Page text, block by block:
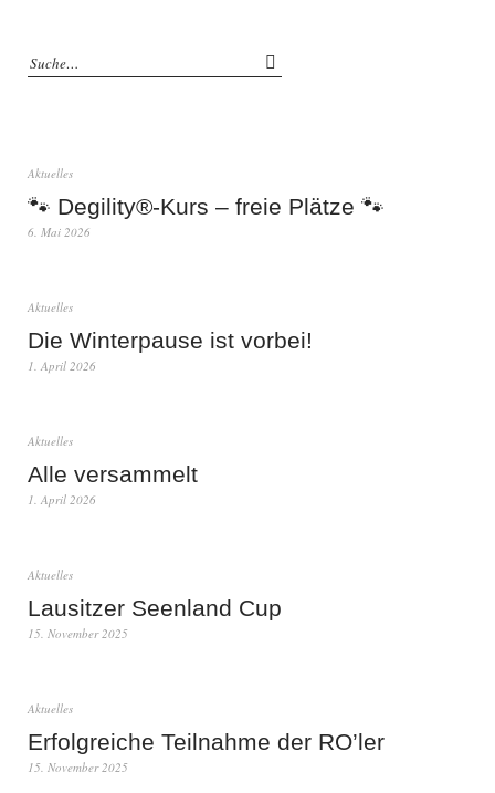
Aktuelles
🐾 Degility®-Kurs – freie Plätze 🐾
6. Mai 2026
Aktuelles
Die Winterpause ist vorbei!
1. April 2026
Aktuelles
Alle versammelt
1. April 2026
Aktuelles
Lausitzer Seenland Cup
15. November 2025
Aktuelles
Erfolgreiche Teilnahme der RO’ler
15. November 2025